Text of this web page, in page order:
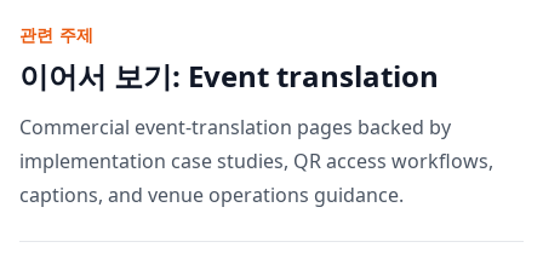
관련 주제
이어서 보기: Event translation
Commercial event-translation pages backed by
implementation case studies, QR access workflows,
captions, and venue operations guidance.